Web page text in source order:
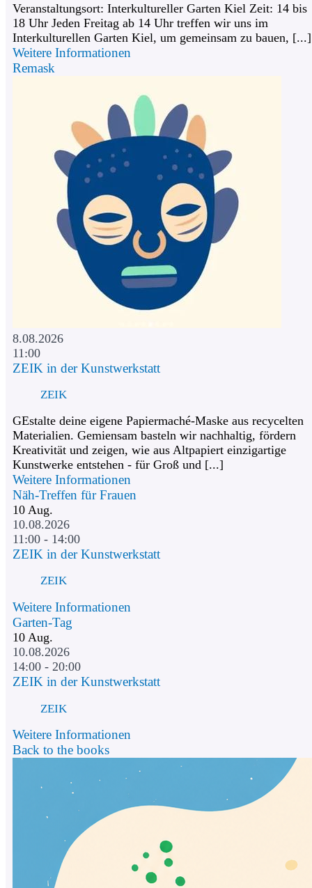
Veranstaltungsort: Interkultureller Garten Kiel Zeit: 14 bis
18 Uhr Jeden Freitag ab 14 Uhr treffen wir uns im
Interkulturellen Garten Kiel, um gemeinsam zu bauen, [...]
Weitere Informationen
Remask
8.08.2026
11:00
ZEIK in der Kunstwerkstatt
ZEIK
GEstalte deine eigene Papiermaché-Maske aus recycelten
Materialien. Gemiensam basteln wir nachhaltig, fördern
Kreativität und zeigen, wie aus Altpapiert einzigartige
Kunstwerke entstehen - für Groß und [...]
Weitere Informationen
Näh-Treffen für Frauen
10 Aug.
10.08.2026
11:00 - 14:00
ZEIK in der Kunstwerkstatt
ZEIK
Weitere Informationen
Garten-Tag
10 Aug.
10.08.2026
14:00 - 20:00
ZEIK in der Kunstwerkstatt
ZEIK
Weitere Informationen
Back to the books